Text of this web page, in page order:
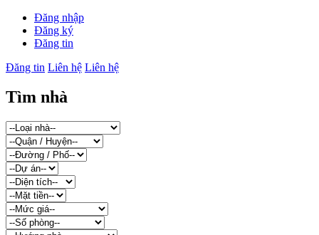
Đăng nhập
Đăng ký
Đăng tin
Đăng tin Liên hệ Liên hệ
Tìm nhà